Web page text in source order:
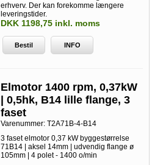
erhverv. Der kan forekomme længere
leveringstider.
DKK 1198,75 inkl. moms
Bestil INFO
Elmotor 1400 rpm, 0,37kW
| 0,5hk, B14 lille flange, 3
faset
Varenummer:T2A71B-4-B14
3 faset elmotor 0,37 kW byggestørrelse
71B14 | aksel 14mm | udvendig flange ø
105mm | 4 polet - 1400 o/min